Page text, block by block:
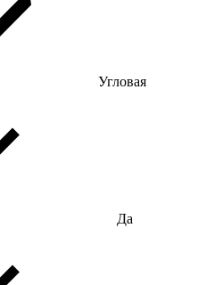
Угловая
Да